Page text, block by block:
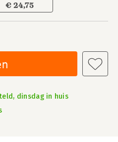
€ 24,75
dinsdag in huis